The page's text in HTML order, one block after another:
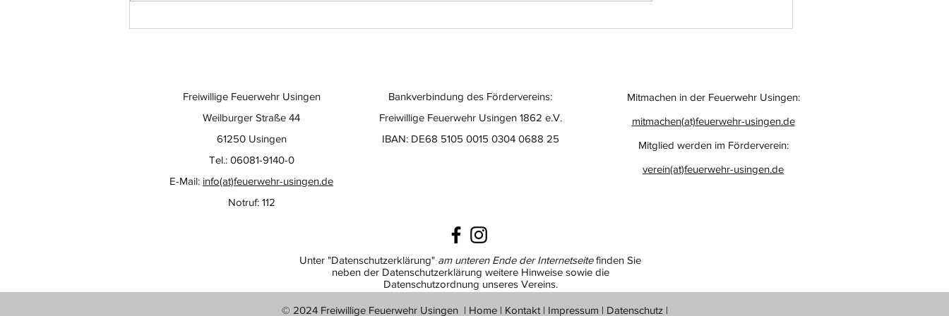
Bankverbindung des Fördervereins:
Freiwillige Feuerwehr Usingen 1862 e.V.
IBAN: DE68 5105 0015 0304 0688 25
Freiwillige Feuerwehr Usingen
Weilburger Straße 44
61250 Usingen
Tel.: 06081-9140-0
E-Mail: info(at)feuerwehr-usingen.de
Notruf: 112
Mitmachen in der Feuerwehr Usingen:
mitmachen(at)feuerwehr-usingen.de
Mitglied werden im Förderverein:
verein(at)feuerwehr-usingen.de
Unter "Datenschutzerklärung" am unteren Ende der Internetseitefinden Sie
neben der Datenschutzerklärung weitere Hinweise sowie die
Datenschutzordnung unseres Vereins.
© 2024 Freiwillige Feuerwehr Usingen | Home | Kontakt | Impressum | Datenschutz |